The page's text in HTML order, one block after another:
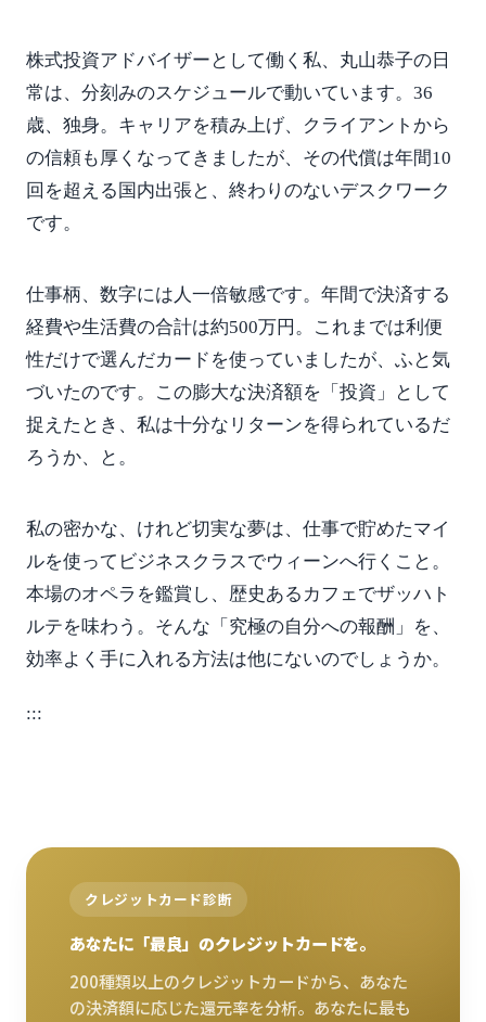
株式投資アドバイザーとして働く私、丸山恭子の日
常は、分刻みのスケジュールで動いています。36
歳、独身。キャリアを積み上げ、クライアントから
の信頼も厚くなってきましたが、その代償は年間10
回を超える国内出張と、終わりのないデスクワーク
です。
仕事柄、数字には人一倍敏感です。年間で決済する
経費や生活費の合計は約500万円。これまでは利便
性だけで選んだカードを使っていましたが、ふと気
づいたのです。この膨大な決済額を「投資」として
捉えたとき、私は十分なリターンを得られているだ
ろうか、と。
私の密かな、けれど切実な夢は、仕事で貯めたマイ
ルを使ってビジネスクラスでウィーンへ行くこと。
本場のオペラを鑑賞し、歴史あるカフェでザッハト
ルテを味わう。そんな「究極の自分への報酬」を、
効率よく手に入れる方法は他にないのでしょうか。
:::
クレジットカード診断
あなたに「最良」のクレジットカードを。
200種類以上のクレジットカードから、あなた
の決済額に応じた還元率を分析。あなたに最も